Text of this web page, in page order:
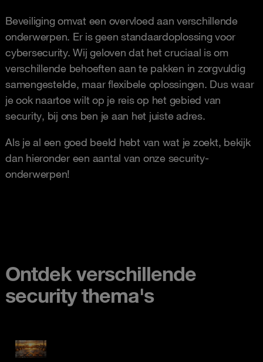
Beveiliging omvat een overvloed aan verschillende
onderwerpen. Er is geen standaardoplossing voor
cybersecurity. Wij geloven dat het cruciaal is om
verschillende behoeften aan te pakken in zorgvuldig
samengestelde, maar flexibele oplossingen. Dus waar
je ook naartoe wilt op je reis op het gebied van
security, bij ons ben je aan het juiste adres.
Als je al een goed beeld hebt van wat je zoekt, bekijk
dan hieronder een aantal van onze security-
onderwerpen!
Ontdek verschillende
security thema's